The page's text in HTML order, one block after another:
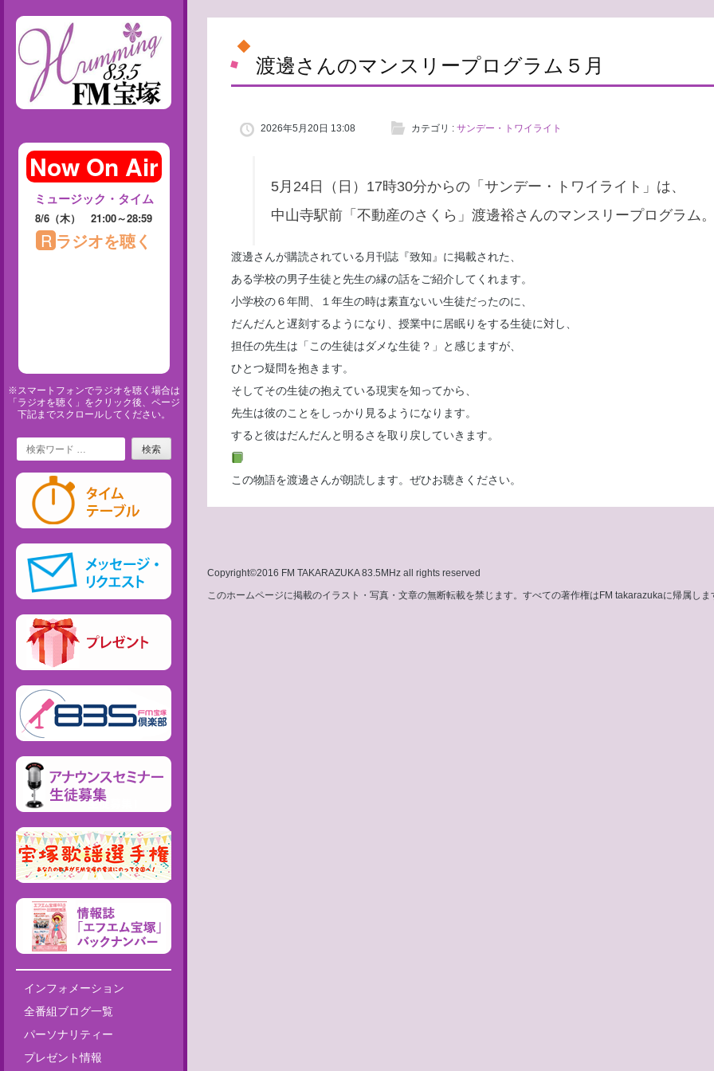
※スマートフォンでラジオを聴く場合は
「ラジオを聴く」をクリック後、ページ
下記までスクロールしてください。
Search
インフォメーション
全番組ブログ一覧
パーソナリティー
プレゼント情報
渡邊さんのマンスリープログラム５月
2026年5月20日 13:08 カテゴリ : サンデー・トワイライト
5月24日（日）17時30分からの「サンデー・トワイライト」は、
中山寺駅前「不動産のさくら」渡邊裕さんのマンスリープログラム
渡邊さんが購読されている月刊誌『致知』に掲載された、
ある学校の男子生徒と先生の縁の話をご紹介してくれます。
小学校の６年間、１年生の時は素直ないい生徒だったのに、
だんだんと遅刻するようになり、授業中に居眠りをする生徒に対し、
担任の先生は「この生徒はダメな生徒？」と感じますが、
ひとつ疑問を抱きます。
そしてその生徒の抱えている現実を知ってから、
先生は彼のことをしっかり見るようになります。
すると彼はだんだんと明るさを取り戻していきます。
この物語を渡邊さんが朗読します。ぜひお聴きください。
Copyright©2016 FM TAKARAZUKA 83.5MHz all rights reserved
このホームページに掲載のイラスト・写真・文章の無断転載を禁じます。すべての著作権はFM takarazukaに帰属しま